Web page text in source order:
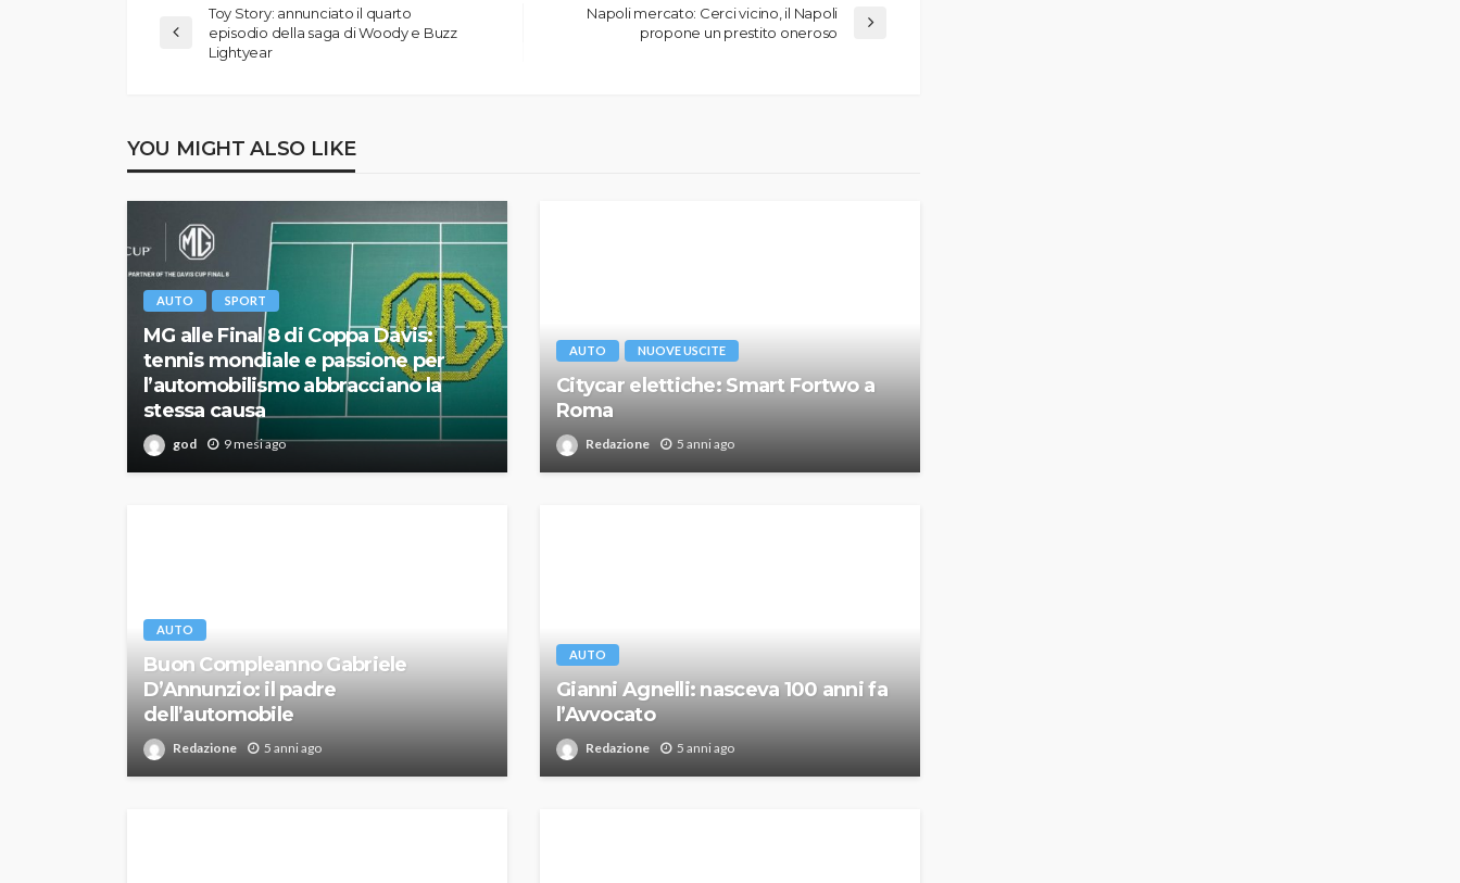
Toy Story: annunciato il quarto
episodio della saga di Woody e Buzz
Lightyear
Napoli mercato: Cerci vicino, il Napoli
propone un prestito oneroso
YOU MIGHT ALSO LIKE
AUTO SPORT
MG alle Final 8 di Coppa Davis:
tennis mondiale e passione per
l’automobilismo abbracciano la
stessa causa
god 9 mesi ago
AUTO NUOVE USCITE
Citycar elettiche: Smart Fortwo a
Roma
Redazione 5 anni ago
AUTO
Buon Compleanno Gabriele
D’Annunzio: il padre
dell’automobile
Redazione 5 anni ago
AUTO
Gianni Agnelli: nasceva 100 anni fa
l’Avvocato
Redazione 5 anni ago